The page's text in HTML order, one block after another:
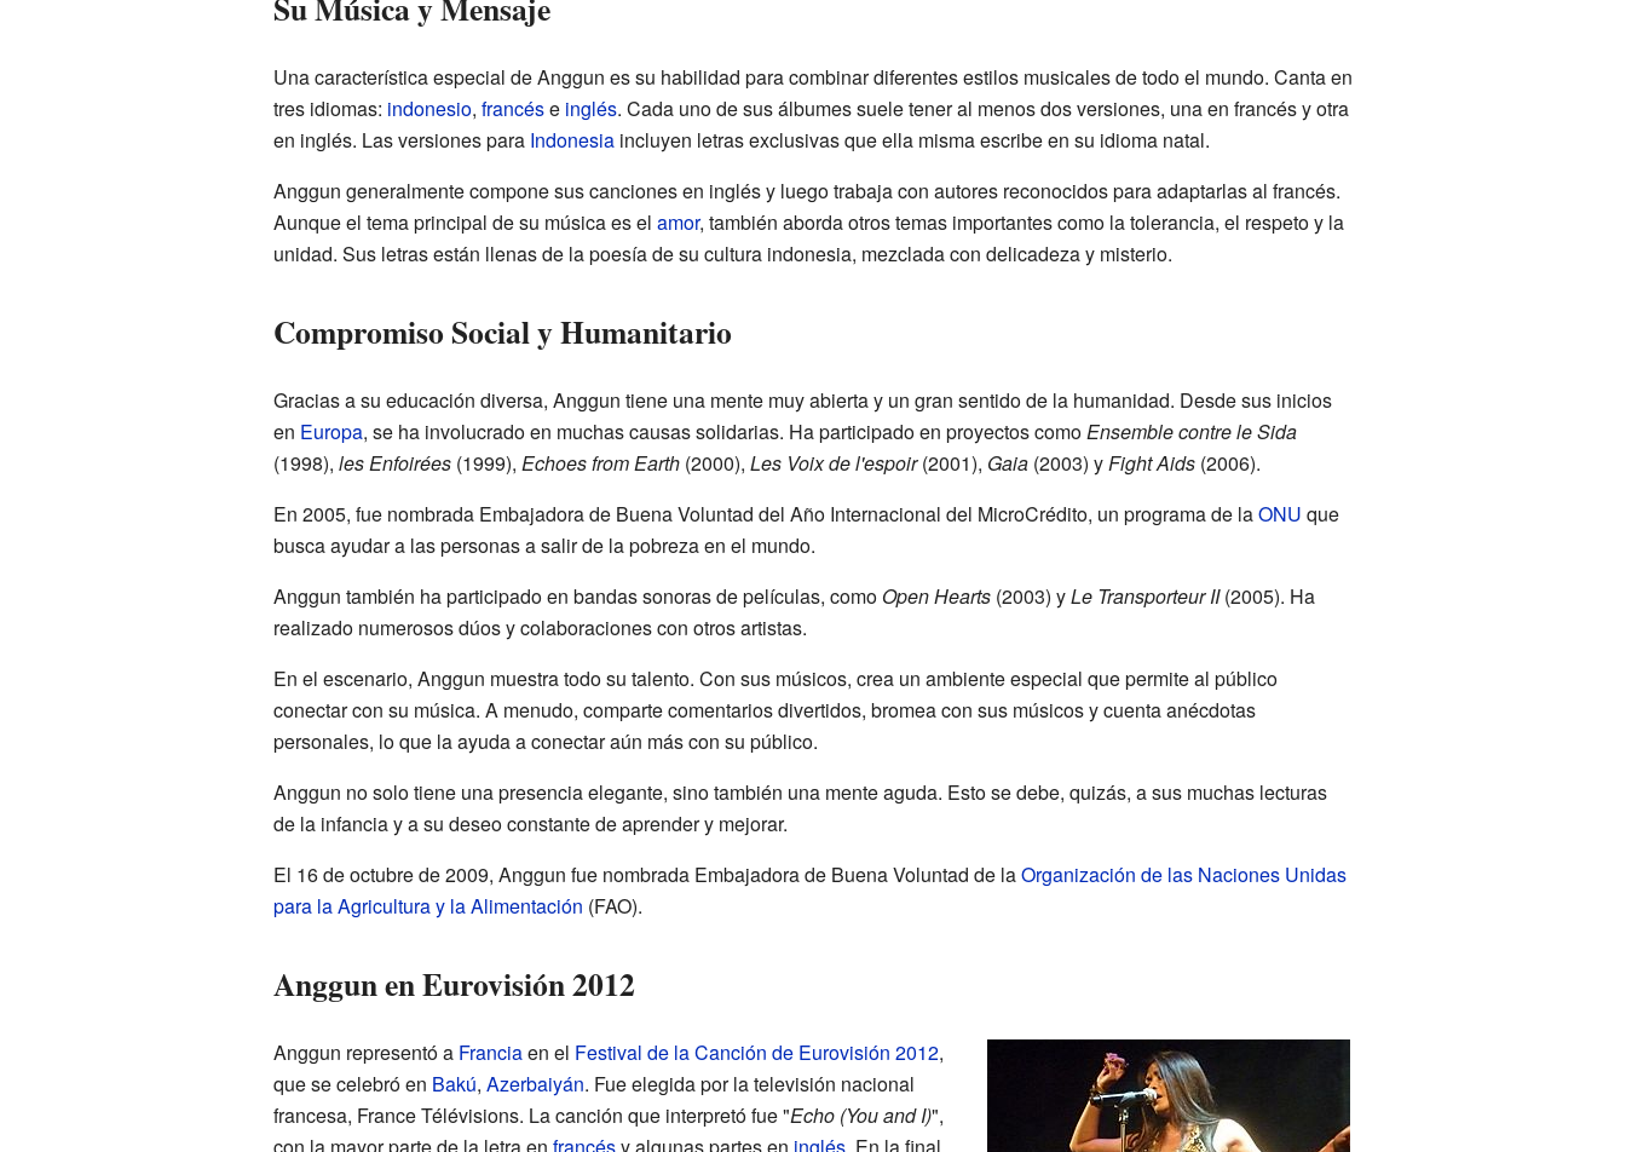
Una característica especial de Anggun es su habilidad para combinar diferentes estilos musicales de todo el mundo. Canta en
tres idiomas: indonesio, francése inglés. Cada uno de sus álbumes suele tener al menos dos versiones, una en francés y otra
en inglés. Las versiones para Indonesiaincluyen letras exclusivas que ella misma escribe en su idioma natal.
Anggun generalmente compone sus canciones en inglés y luego trabaja con autores reconocidos para adaptarlas al francés.
Aunque el tema principal de su música es el amor, también aborda otros temas importantes como la tolerancia, el respeto y la
unidad. Sus letras están llenas de la poesía de su cultura indonesia, mezclada con delicadeza y misterio.
Compromiso Social y Humanitario
Gracias a su educación diversa, Anggun tiene una mente muy abierta y un gran sentido de la humanidad. Desde sus inicios
en Europa, se ha involucrado en muchas causas solidarias. Ha participado en proyectos comoEnsemble contre le Sida
(1998), les Enfoirées(1999), Echoes from Earth(2000), Les Voix de l'espoir(2001), Gaia(2003) yFight Aids(2006).
En 2005, fue nombrada Embajadora de Buena Voluntad del Año Internacional del MicroCrédito, un programa de laONU que
busca ayudar a las personas a salir de la pobreza en el mundo.
Anggun también ha participado en bandas sonoras de películas, como Open Hearts(2003) yLe Transporteur II(2005). Ha
realizado numerosos dúos y colaboraciones con otros artistas.
En el escenario, Anggun muestra todo su talento. Con sus músicos, crea un ambiente especial que permite al público
conectar con su música. A menudo, comparte comentarios divertidos, bromea con sus músicos y cuenta anécdotas
personales, lo que la ayuda a conectar aún más con su público.
Anggun no solo tiene una presencia elegante, sino también una mente aguda. Esto se debe, quizás, a sus muchas lecturas
de la infancia y a su deseo constante de aprender y mejorar.
El 16 de octubre de 2009, Anggun fue nombrada Embajadora de Buena Voluntad de laOrganización de las Naciones Unidas
para la Agricultura y la Alimentación (FAO).
Anggun en Eurovisión 2012
Anggun representó a Franciaen el Festival de la Canción de Eurovisión 2012,
que se celebró en Bakú, Azerbaiyán. Fue elegida por la televisión nacional
francesa, France Télévisions. La canción que interpretó fue "Echo (You and I)",